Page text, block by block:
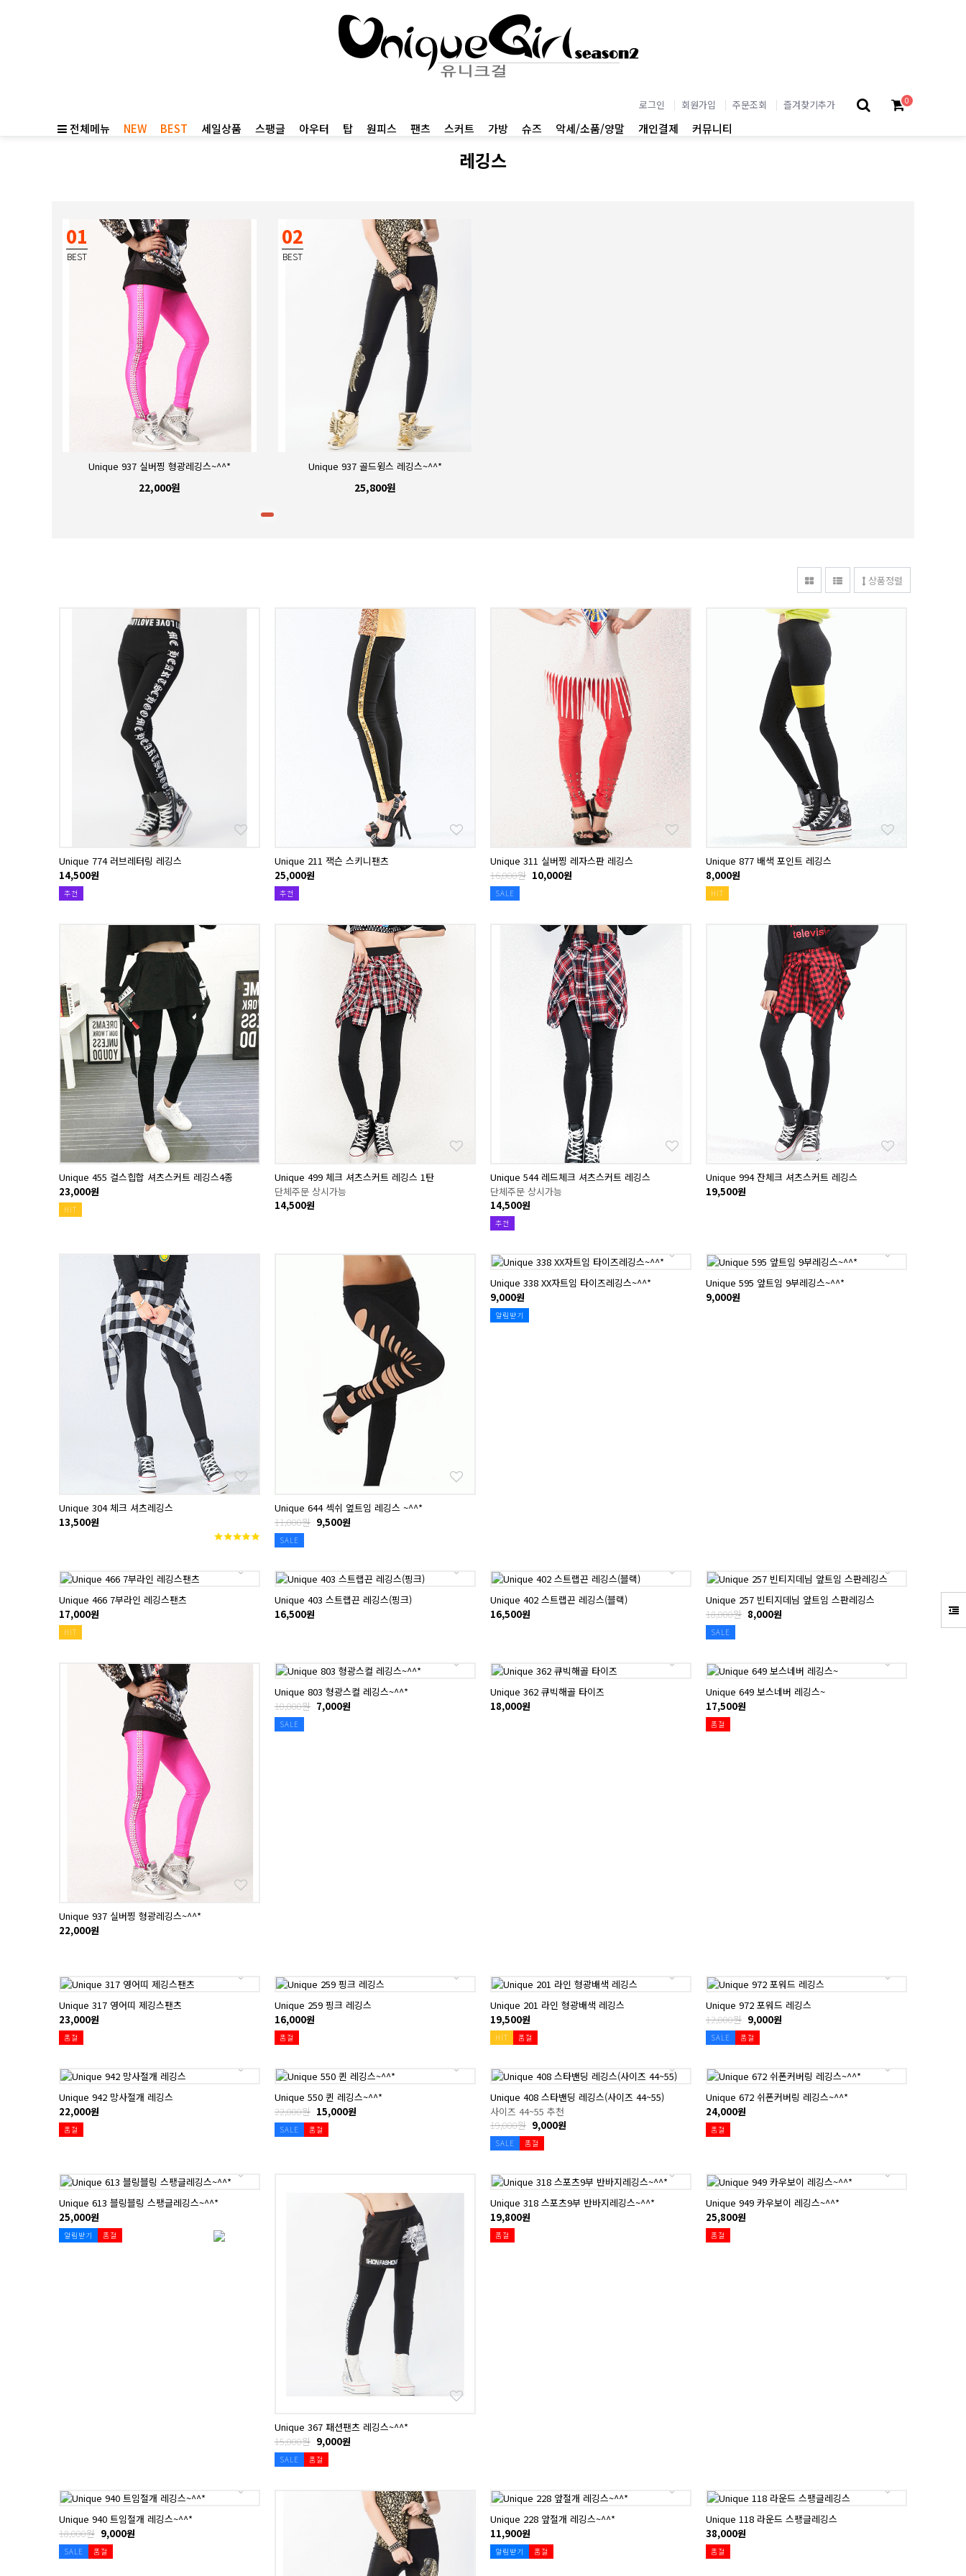
로그인 회원가입 주문조회 즐겨찾기추가
전체메뉴 NEW BEST 세일상품 스팽글 아우터 탑 원피스 팬츠 스커트 가방 슈즈 악세/소품/양말 개인결제 커뮤니티
0
레깅스
01
BEST
Unique 937 실버찡 형광레깅스~^^*
22,000원
02
BEST
Unique 937 골드윙스 레깅스~^^*
25,800원
상품정렬
Unique 774 러브레터링 레깅스
14,500원
추천
Unique 211 잭슨 스키니팬츠
25,000원
추천
Unique 311 실버찡 레자스판 레깅스
16,000원 10,000원
SALE
Unique 877 배색 포인트 레깅스
8,000원
HIT
Unique 455 걸스힙합 셔츠스커트 레깅스4종
23,000원
HIT
Unique 499 체크 셔츠스커트 레깅스 1탄
단체주문 상시가능
14,500원
Unique 544 레드체크 셔츠스커트 레깅스
단체주문 상시가능
14,500원
추천
Unique 994 잔체크 셔츠스커트 레깅스
19,500원
Unique 304 체크 셔츠레깅스
13,500원
Unique 644 섹쉬 옆트임 레깅스 ~^^*
11,000원 9,500원
SALE
Unique 338 XX자트임 타이즈레깅스~^^*
9,000원
알림받기
Unique 595 앞트임 9부레깅스~^^*
9,000원
Unique 466 7부라인 레깅스팬츠
17,000원
HIT
Unique 403 스트랩끈 레깅스(핑크)
16,500원
Unique 402 스트랩끈 레깅스(블랙)
16,500원
Unique 257 빈티지데님 앞트임 스판레깅스
18,000원 8,000원
SALE
Unique 937 실버찡 형광레깅스~^^*
22,000원
Unique 803 형광스컬 레깅스~^^*
10,000원 7,000원
SALE
Unique 362 큐빅해골 타이즈
18,000원
Unique 649 보스네버 레깅스~
17,500원
품절
Unique 317 영어띠 제깅스팬츠
23,000원
품절
Unique 259 핑크 레깅스
16,000원
품절
Unique 201 라인 형광배색 레깅스
19,500원
HIT 품절
Unique 972 포워드 레깅스
12,000원 9,000원
SALE 품절
Unique 942 망사절개 레깅스
22,000원
품절
Unique 550 퀸 레깅스~^^*
22,000원 15,000원
SALE 품절
Unique 408 스타밴딩 레깅스(사이즈 44~55)
사이즈 44~55 추천
19,000원 9,000원
SALE 품절
Unique 672 쉬폰커버링 레깅스~^^*
24,000원
품절
Unique 613 블링블링 스팽글레깅스~^^*
25,000원
알림받기 품절
Unique 367 패션팬츠 레깅스~^^*
15,000원 9,000원
SALE 품절
Unique 318 스포츠9부 반바지레깅스~^^*
19,800원
품절
Unique 949 카우보이 레깅스~^^*
25,800원
품절
Unique 940 트임절개 레깅스~^^*
18,000원 9,000원
SALE 품절
Unique 228 앞절개 레깅스~^^*
11,900원
알림받기 품절
Unique 118 라운드 스팽글레깅스
38,000원
품절